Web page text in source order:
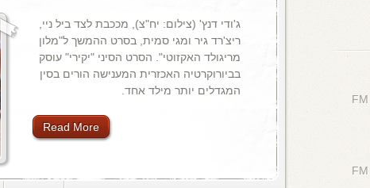
ג'ודי דנץ' (צילום: יח"צ), מככבת לצד ביל ניי,
ריצ'רד גיר ומגי סמית, בסרט ההמשך ל"מלון
מריגולד האקזוטי". הסרט הסיני "יקירי" עוסק
בביורוקרטיה האכזרית המענישה הורים בסין
המגדלים יותר מילד אחד.
Read More